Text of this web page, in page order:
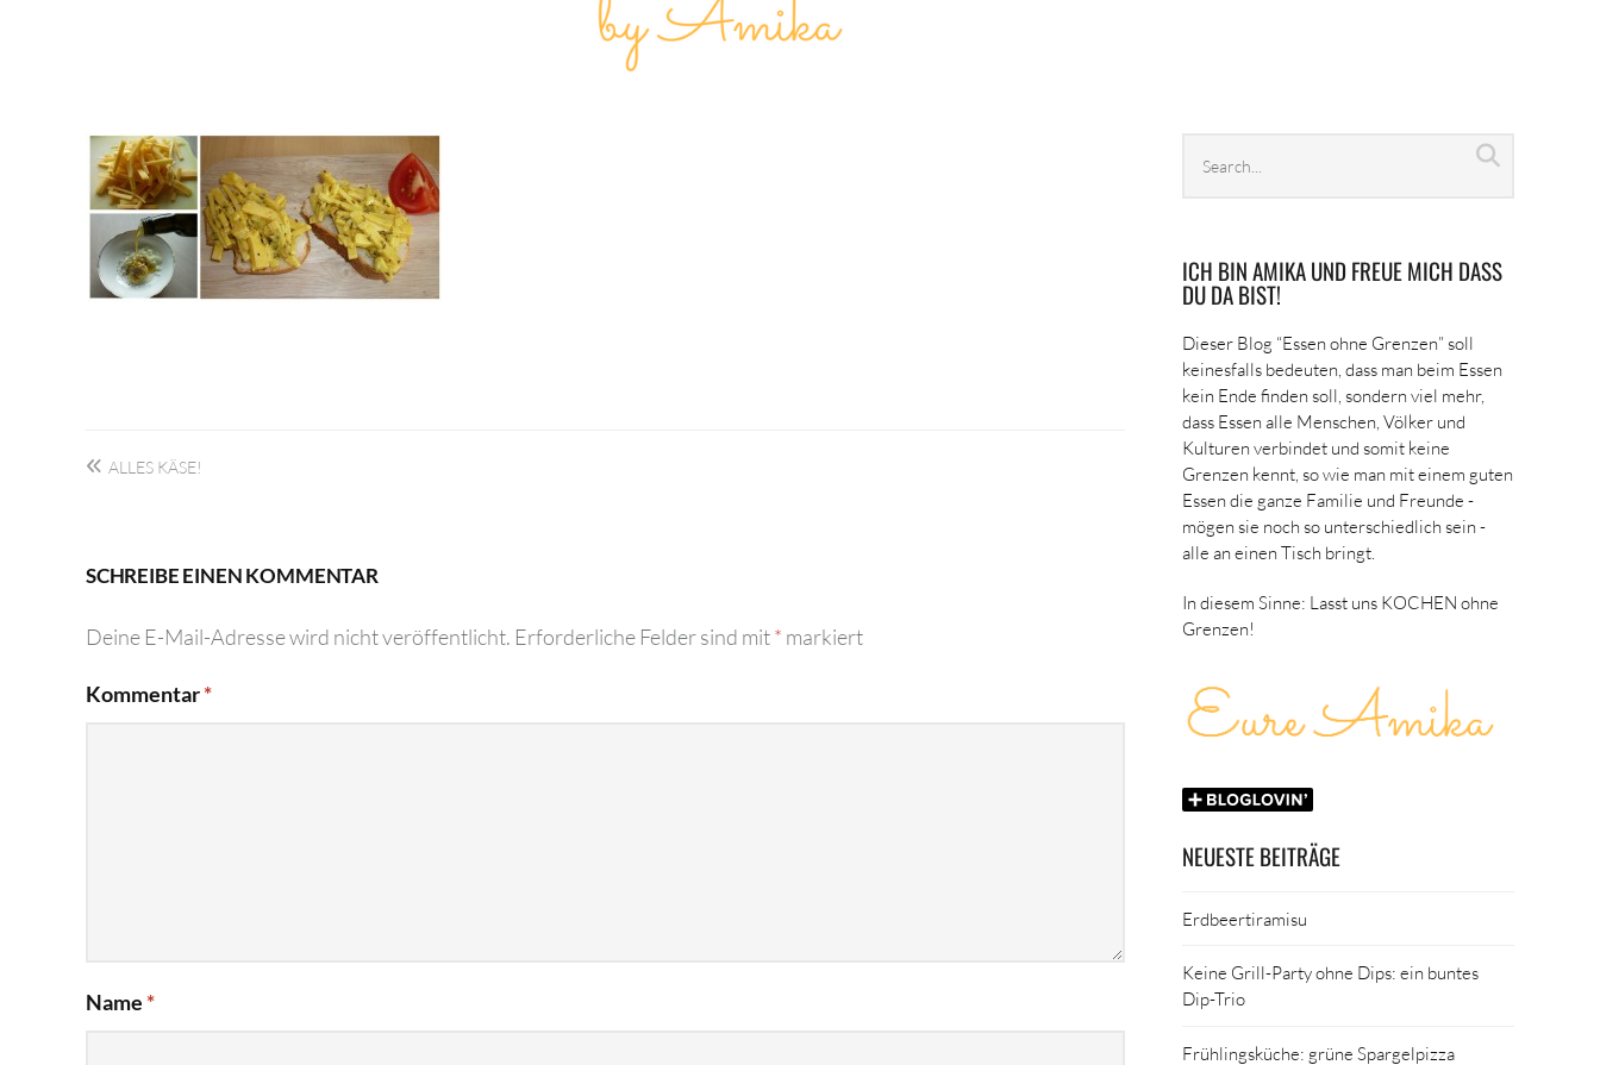
Beitragsnavigation
ALLES KÄSE!
SCHREIBE EINEN KOMMENTAR
Deine E-Mail-Adresse wird nicht veröffentlicht. Erforderliche Felder sind mit* markiert
Kommentar*
Name *
archives
ICH BIN AMIKA UND FREUE MICH DASS
DU DA BIST!
Dieser Blog “Essen ohne Grenzen” soll
keinesfalls bedeuten, dass man beim Essen
kein Ende finden soll, sondern viel mehr,
dass Essen alle Menschen, Völker und
Kulturen verbindet und somit keine
Grenzen kennt, so wie man mit einem guten
Essen die ganze Familie und Freunde -
mögen sie noch so unterschiedlich sein -
alle an einen Tisch bringt.
In diesem Sinne: Lasst uns KOCHEN ohne
Grenzen!
NEUESTE BEITRÄGE
Erdbeertiramisu
Keine Grill-Party ohne Dips: ein buntes
Dip-Trio
Frühlingsküche: grüne Spargelpizza